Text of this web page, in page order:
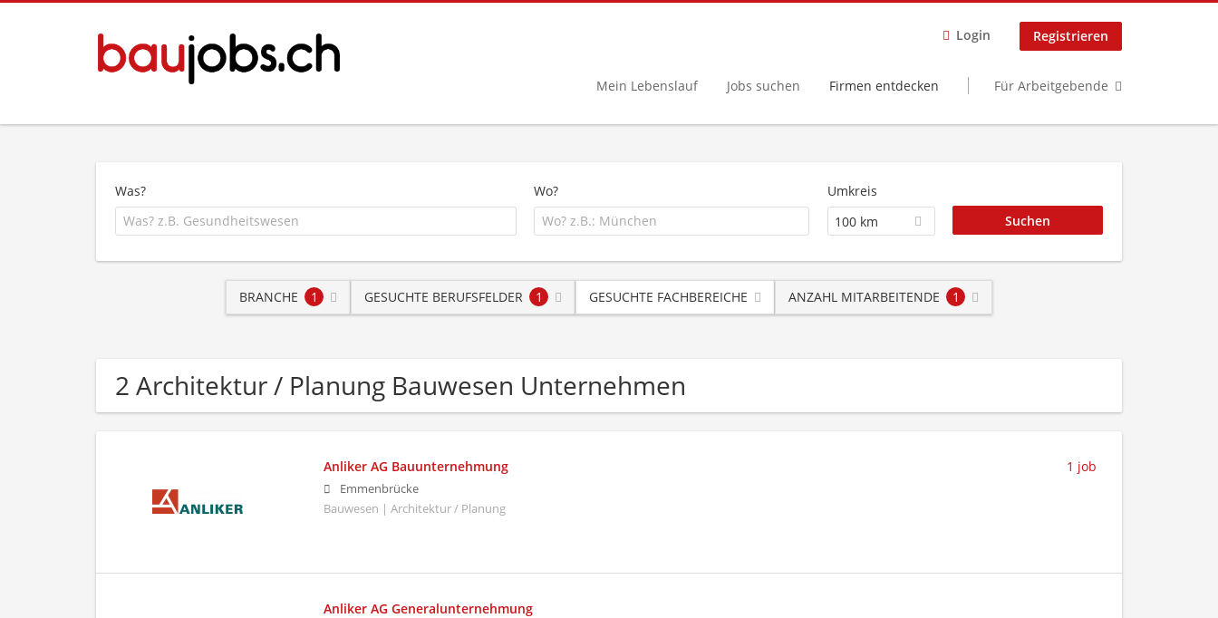
Login Registrieren
Mein Lebenslauf Jobs suchen Firmen entdecken Für Arbeitgebende
Was? Wo?
Umkreis
100 km
BRANCHE 1 GESUCHTE BERUFSFELDER 1 GESUCHTE FACHBEREICHE ANZAHL MITARBEITENDE 1
2 Architektur / Planung Bauwesen Unternehmen
Anliker AG Bauunternehmung
Emmenbrücke
Bauwesen | Architektur / Planung
1 job
Anliker AG Generalunternehmung